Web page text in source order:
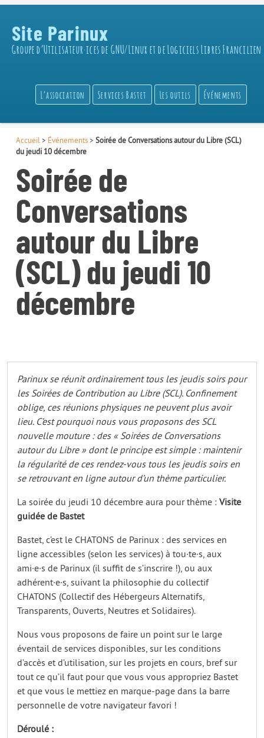
Site Parinux
Groupe d’Utilisateur·ices de GNU/Linux et de Logiciels Libres Francilien
L’association Services Bastet Les outils Événements
Accueil > Événements> Soirée de Conversations autour du Libre (SCL)
du jeudi 10 décembre
Soirée de
Conversations
autour du Libre
(SCL) du jeudi 10
décembre
Parinux se réunit ordinairement tous les jeudis soirs pour
les Soirées de Contribution au Libre (SCL). Confinement
oblige, ces réunions physiques ne peuvent plus avoir
lieu. C’est pourquoi nous vous proposons des SCL
nouvelle mouture : des « Soirées de Conversations
autour du Libre » dont le principe est simple : maintenir
la régularité de ces rendez-vous tous les jeudis soirs en
se retrouvant en ligne autour d’un thème particulier.
La soirée du jeudi 10 décembre aura pour thème : Visite
guidée de Bastet
Bastet, c’est le CHATONS de Parinux : des services en
ligne accessibles (selon les services) à tou·te·s, aux
ami·e·s de Parinux (il suffit de s’inscrire !), ou aux
adhérent·e·s, suivant la philosophie du collectif
CHATONS (Collectif des Hébergeurs Alternatifs,
Transparents, Ouverts, Neutres et Solidaires).
Nous vous proposons de faire un point sur le large
éventail de services disponibles, sur les conditions
d’accès et d’utilisation, sur les projets en cours, bref sur
tout ce qu’il faut pour que vous vous appropriez Bastet
et que vous le mettiez en marque-page dans la barre
personnelle de votre navigateur favori !
Déroulé :